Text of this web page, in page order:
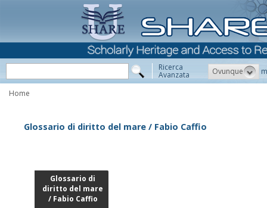
Ricerca
Avanzata Ovunque
Home
Glossario di diritto del mare / Fabio Caffio
Glossario di
diritto del mare
/ Fabio Caffio